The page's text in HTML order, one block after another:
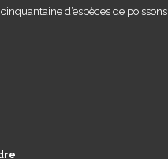
d’espèces de poissons